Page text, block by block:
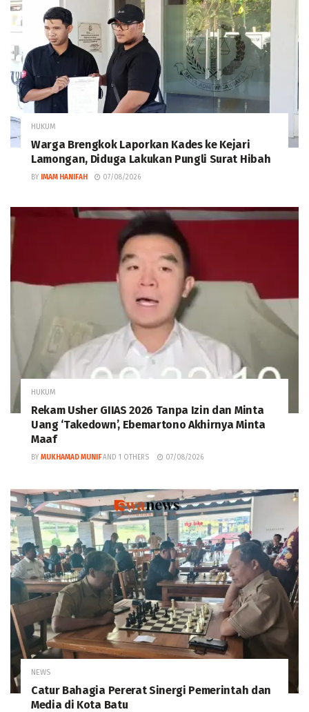
HUKUM
Warga Brengkok Laporkan Kades ke Kejari
Lamongan, Diduga Lakukan Pungli Surat Hibah
BY IMAM HANIFAH 07/08/2026
HUKUM
Rekam Usher GIIAS 2026 Tanpa Izin dan Minta
Uang ‘Takedown’, Ebemartono Akhirnya Minta
Maaf
BY MUKHAMAD MUNIF AND 1 OTHERS 07/08/2026
NEWS
Catur Bahagia Pererat Sinergi Pemerintah dan
Media di Kota Batu